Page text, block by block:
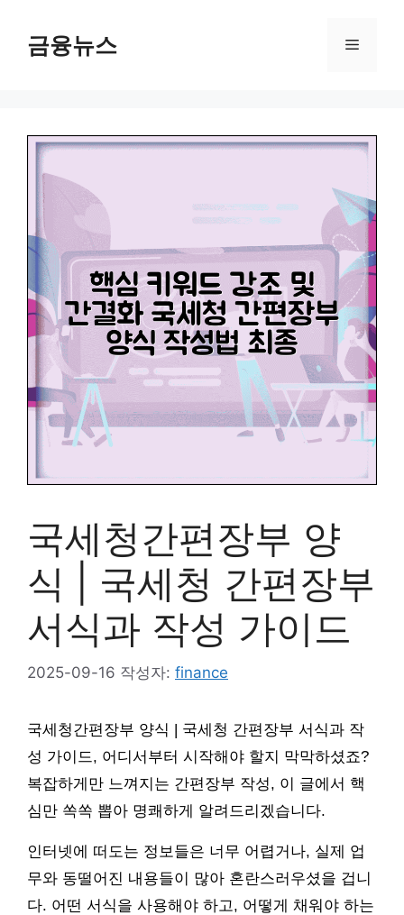
금융뉴스 메
국세청간편장부 양
식 | 국세청 간편장부
서식과 작성 가이드
2025-09-16 작성자: finance
국세청간편장부 양식 | 국세청 간편장부 서식과 작
성 가이드, 어디서부터 시작해야 할지 막막하셨죠?
복잡하게만 느껴지는 간편장부 작성, 이 글에서 핵
심만 쏙쏙 뽑아 명쾌하게 알려드리겠습니다.
인터넷에 떠도는 정보들은 너무 어렵거나, 실제 업
무와 동떨어진 내용들이 많아 혼란스러우셨을 겁니
다. 어떤 서식을 사용해야 하고, 어떻게 채워야 하는